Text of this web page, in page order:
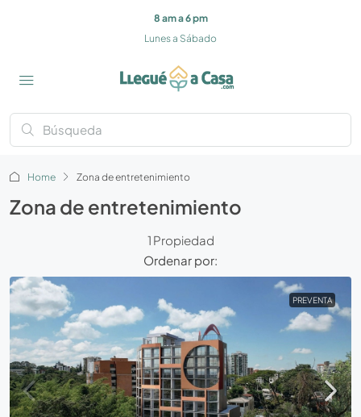
8 am a 6 pm
Lunes a Sábado
Home Zona de entretenimiento
Zona de entretenimiento
1 Propiedad
Ordenar por:
PREVENTA